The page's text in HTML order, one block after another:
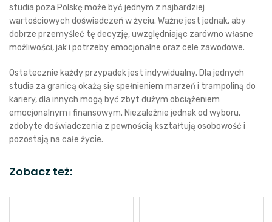
studia poza Polskę może być jednym z najbardziej
wartościowych doświadczeń w życiu. Ważne jest jednak, aby
dobrze przemyśleć tę decyzję, uwzględniając zarówno własne
możliwości, jak i potrzeby emocjonalne oraz cele zawodowe.
Ostatecznie każdy przypadek jest indywidualny. Dla jednych
studia za granicą okażą się spełnieniem marzeń i trampoliną do
kariery, dla innych mogą być zbyt dużym obciążeniem
emocjonalnym i finansowym. Niezależnie jednak od wyboru,
zdobyte doświadczenia z pewnością kształtują osobowość i
pozostają na całe życie.
Zobacz też: